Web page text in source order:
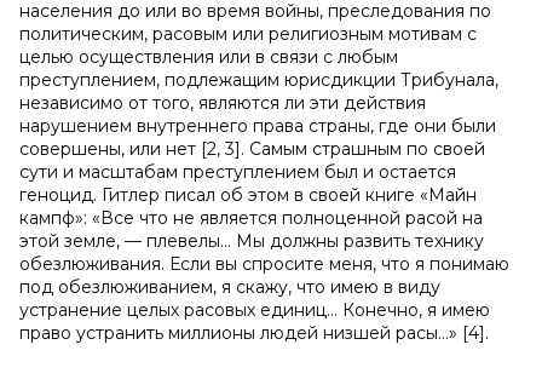
населения до или во время войны, преследования по
политическим, расовым или религиозным мотивам с
целью осуществления или в связи с любым
преступлением, подлежащим юрисдикции Трибунала,
независимо от того, являются ли эти действия
нарушением внутреннего права страны, где они были
совершены, или нет [2, 3]. Самым страшным по своей
сути и масштабам преступлением был и остается
геноцид. Гитлер писал об этом в своей книге «Майн
кампф»: «Все что не является полноценной расой на
этой земле, — плевелы... Мы должны развить технику
обезлюживания. Если вы спросите меня, что я понимаю
под обезлюживанием, я скажу, что имею в виду
устранение целых расовых единиц... Конечно, я имею
право устранить миллионы людей низшей расы…» [4].